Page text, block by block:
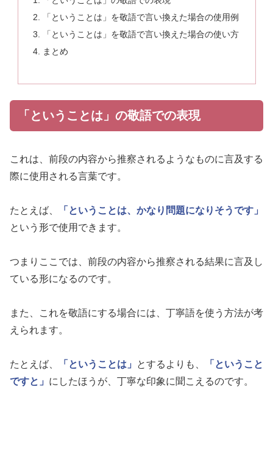
「ということは」を敬語で言い換えた場合の使用例
「ということは」を敬語で言い換えた場合の使い方
まとめ
「ということは」の敬語での表現
これは、前段の内容から推察されるようなものに言及する
際に使用される言葉です。
たとえば、
「ということは、かなり問題になりそうです」
という形で使用できます。
つまりここでは、前段の内容から推察される結果に言及し
ている形になるのです。
また、これを敬語にする場合には、丁寧語を使う方法が考
えられます。
たとえば、 「ということは」 とするよりも、
「ということ
ですと」 にしたほうが、丁寧な印象に聞こえるのです。